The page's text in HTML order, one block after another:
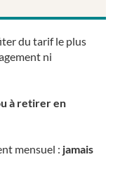
du tarif le plus
ni
à retirer en
mensuel : jamais